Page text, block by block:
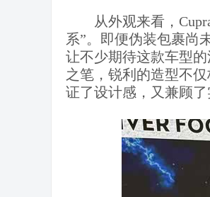
从外观来看，
系”。即便伪装包裹尚
让不少期待这款车型
之笔，锐利的造型不
证了设计感，又兼顾了